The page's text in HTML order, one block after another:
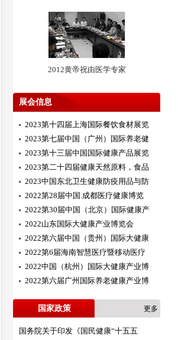
2012黄帝祝由医学专家
展会信息
2023第十四届上海国际餐饮食材展览
2023第七届中国（广州）国际养老健
2023第十三届中国国际健康产品展览
2023第二十四届健康天然原料，食品
2023中国东北卫生健康防疫用品与防
2022第28届中国.成都医疗健康博览
2022第30届中国（北京）国际健康产
2022山东国际大健康产业博览会
2022第六届中国（贵州）国际大健康
2022第6届海南智慧医疗暨移动医疗
2022中国（杭州）国际大健康产业博
2022第六届广州国际养老健康产业博
国家政策 更多
国务院关于印发《国民健康“十五五